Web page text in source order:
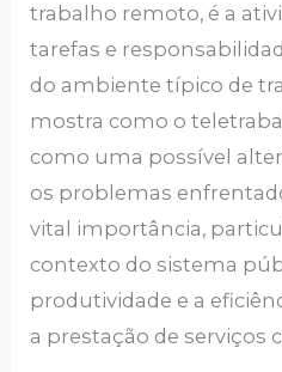
trabalho remoto, é a
tarefas e
do ambiente típico de
mostra como o
como uma possível
os problemas
vital importância,
contexto do sistema
produtividade e a
a prestação de serviços